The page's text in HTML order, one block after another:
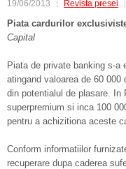
19/06/2013 Revista presei
Piata cardurilor
Capital
Piata de private banking s-a
atingand valoarea de 60
din potentialul de plasare. In
superpremium si inca 100
pentru a achizitiona aceste
Conform informatiilor
recuperare dupa caderea